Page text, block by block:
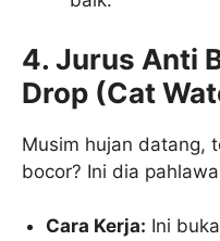
4. Jurus Anti
Drop (Cat
Musim hujan datang,
bocor? Ini dia
Cara Kerja: Ini